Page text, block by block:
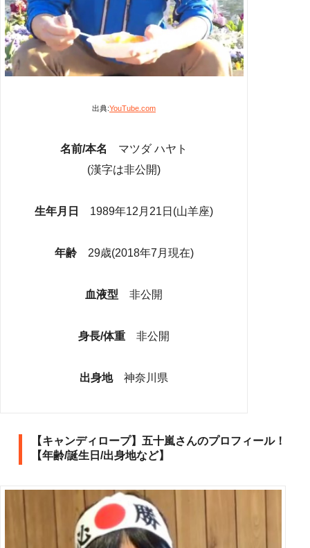
出典:YouTube.com
名前/本名 マツダ ハヤト
(漢字は非公開)
生年月日 1989年12月21日(山羊座)
年齢 29歳(2018年7月現在)
血液型 非公開
身長/体重 非公開
出身地神奈川県
【キャンディロープ】五十嵐さんのプロフィール！
【年齢/誕生日/出身地など】